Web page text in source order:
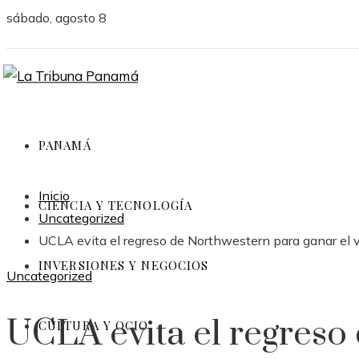
sábado, agosto 8
PANAMÁ
CIENCIA Y TECNOLOGÍA
INVERSIONES Y NEGOCIOS
CULTURA Y OCIO
Inicio
Uncategorized
UCLA evita el regreso de Northwestern para ganar el
Uncategorized
UCLA evita el